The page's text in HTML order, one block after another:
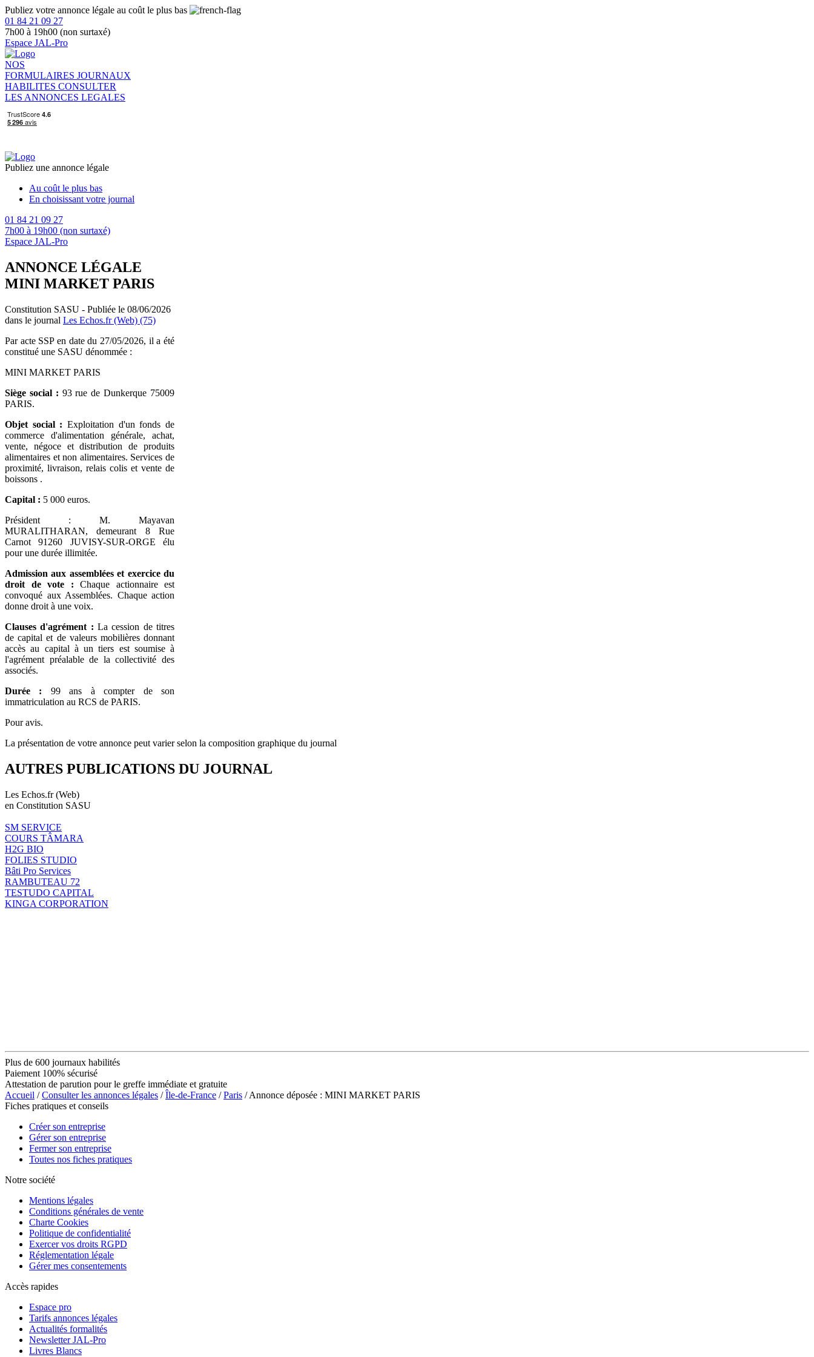
Publiez votre annonce légale au coût le plus bas
01 84 21 09 27
7h00 à 19h00 (non surtaxé)
Espace JAL-Pro
NOS
FORMULAIRES JOURNAUX
HABILITES CONSULTER
LES ANNONCES LEGALES
Publiez une annonce légale
Au coût le plus bas
En choisissant votre journal
01 84 21 09 27
7h00 à 19h00 (non surtaxé)
Espace JAL-Pro
ANNONCE LÉGALE
MINI MARKET PARIS
Constitution SASU - Publiée le 08/06/2026
dans le journal Les Echos.fr (Web) (75)
Par acte SSP en date du 27/05/2026, il a été
constitué une SASU dénommée :
MINI MARKET PARIS
Siège social : 93 rue de Dunkerque 75009
PARIS.
Objet social : Exploitation d'un fonds de
commerce d'alimentation générale, achat,
vente, négoce et distribution de produits
alimentaires et non alimentaires. Services de
proximité, livraison, relais colis et vente de
boissons .
Capital : 5 000 euros.
Président : M. Mayavan
MURALITHARAN, demeurant 8 Rue
Carnot 91260 JUVISY-SUR-ORGE élu
pour une durée illimitée.
Admission aux assemblées et exercice du
droit de vote : Chaque actionnaire est
convoqué aux Assemblées. Chaque action
donne droit à une voix.
Clauses d'agrément : La cession de titres
de capital et de valeurs mobilières donnant
accès au capital à un tiers est soumise à
l'agrément préalable de la collectivité des
associés.
Durée : 99 ans à compter de son
immatriculation au RCS de PARIS.
Pour avis.
La présentation de votre annonce peut varier selon la composition graphique du journal
AUTRES PUBLICATIONS DU JOURNAL
Les Echos.fr (Web)
en Constitution SASU
SM SERVICE
COURS TÂMARA
H2G BIO
FOLIES STUDIO
Bâti Pro Services
RAMBUTEAU 72
TESTUDO CAPITAL
KINGA CORPORATION
Plus de 600 journaux habilités
Paiement 100% sécurisé
Attestation de parution pour le greffe immédiate et gratuite
Accueil /Consulter les annonces légales /Île-de-France /Paris / Annonce déposée : MINI MARKET PARIS
Fiches pratiques et conseils
Créer son entreprise
Gérer son entreprise
Fermer son entreprise
Toutes nos fiches pratiques
Notre société
Mentions légales
Conditions générales de vente
Charte Cookies
Politique de confidentialité
Exercer vos droits RGPD
Réglementation légale
Gérer mes consentements
Accès rapides
Espace pro
Tarifs annonces légales
Actualités formalités
Newsletter JAL-Pro
Livres Blancs